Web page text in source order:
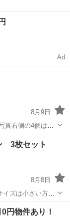
Ad
8月9日
真右側の4個は、
インド
3枚セット
8月8日
に状態良好です。 ※引き取りに来られる方よろしくお願いします。 ...
ド
円物件あり！